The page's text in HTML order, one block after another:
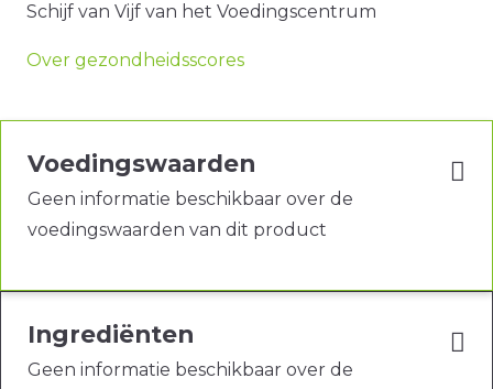
Schijf van Vijf van het Voedingscentrum
Over gezondheidsscores
Voedingswaarden
Geen informatie beschikbaar over de
voedingswaarden van dit product
Ingrediënten
Geen informatie beschikbaar over de